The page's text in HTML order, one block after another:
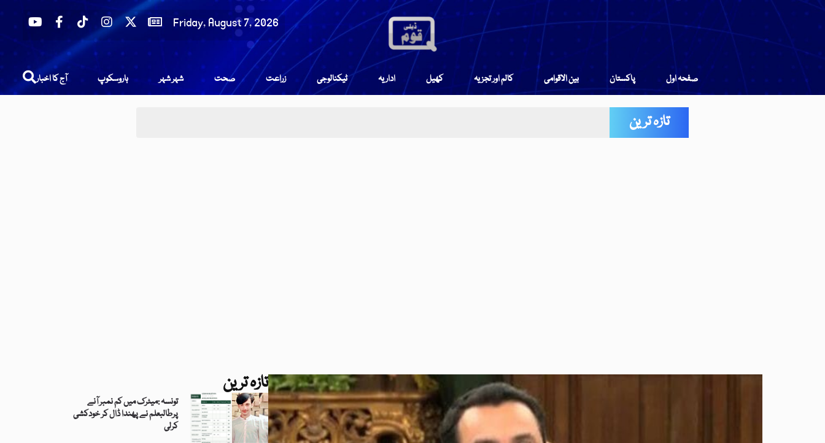
Friday, August 7, 2026
آج کا اخبار ہاروسکوپ شہر شہر صحت زراعت ٹیکنالوجی اداریہ کھیل کالم اور تجزیہ بین الاقوامی پاکستان صفحہ اول
تازہ ترین
تازہ ترین
تونسہ :میٹرک میں کم نمبر آنے
پرطالبعلم نے پھندا ڈال کر خودکشی
کرلی